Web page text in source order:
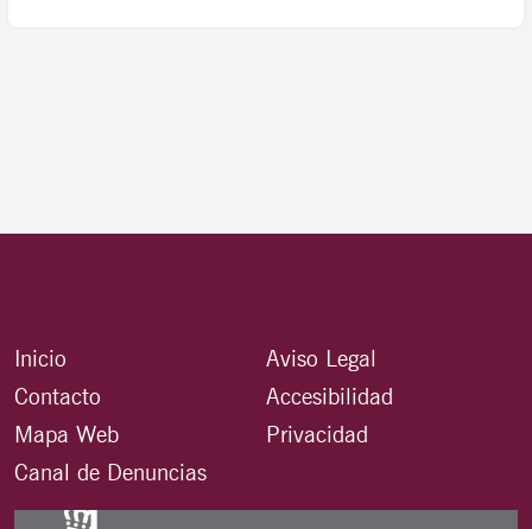
Inicio
Contacto
Mapa Web
Canal de Denuncias
Aviso Legal
Accesibilidad
Privacidad